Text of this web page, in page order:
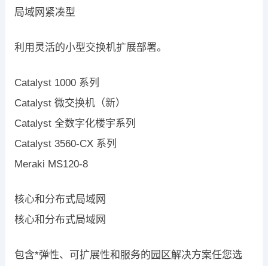
局域网紧凑型
利用灵活的小型交换机扩展部署。
Catalyst 1000 系列
Catalyst 微交换机（新）
Catalyst 全数字化楼宇系列
Catalyst 3560-CX 系列
Meraki MS120-8
核心和分布式局域网
核心和分布式局域网
包含*弹性、可扩展性和服务的园区解决方案任您选